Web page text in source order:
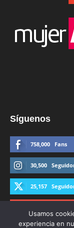
Síguenos
758,000 Fans
30,500
25,157
Usamos
experiencia en